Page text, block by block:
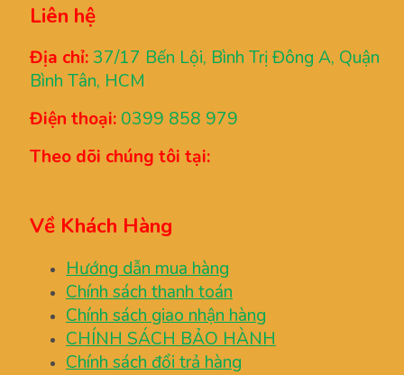
Liên hệ
Địa chỉ: 37/17 Bến Lội, Bình Trị Đông A, Quận
Bình Tân, HCM
Điện thoại: 0399 858 979
Theo dõi chúng tôi tại:
Về Khách Hàng
Hướng dẫn mua hàng
Chính sách thanh toán
Chính sách giao nhận hàng
CHÍNH SÁCH BẢO HÀNH
Chính sách đổi trả hàng